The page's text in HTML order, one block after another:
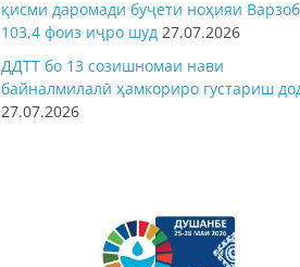
қисми даромади буҷети ноҳияи Варзоб
103,4 фоиз иҷро шуд 27.07.2026
ДДТТ бо 13 созишномаи нави
байналмилалӣ ҳамкориро густариш
27.07.2026